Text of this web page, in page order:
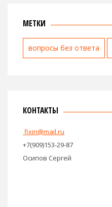
МЕТКИ
вопросы без ответа
КОНТАКТЫ
fixin@mail.ru
+7(909)153-29-87
Осипов Сергей